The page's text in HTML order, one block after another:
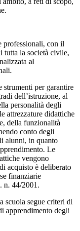
professionali, con il
tutta la società civile,
al
strumenti per garantire
dell’istruzione, al
personalità degli
attrezzature didattiche
della funzionalità
conto degli
alunni, in quanto
Le
vengono
acquisto è deliberato
finanziarie
n. 44/2001.
scuola segue criteri di
apprendimento degli